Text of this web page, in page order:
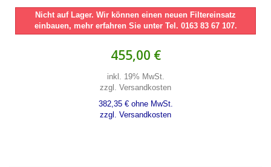
Nicht auf Lager. Wir können einen neuen Filtereinsatz
einbauen, mehr erfahren Sie unter Tel. 0163 83 67 107.
455,00 €
inkl. 19% MwSt.
zzgl. Versandkosten
382,35 € ohne MwSt.
zzgl. Versandkosten